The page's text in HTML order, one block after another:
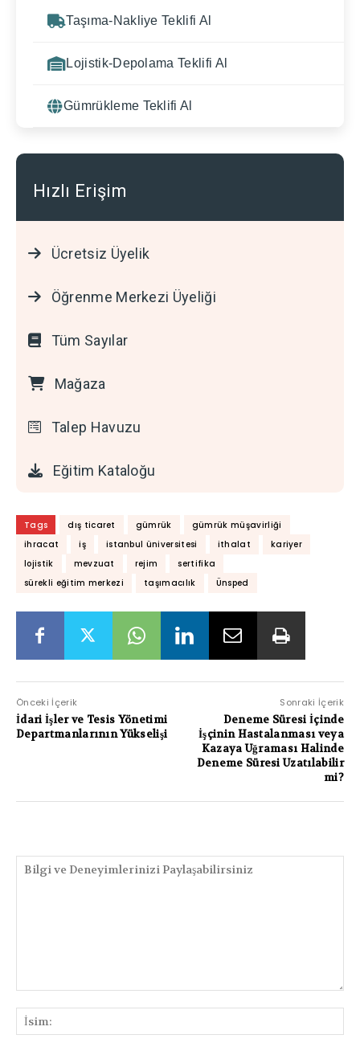
Taşıma-Nakliye Teklifi Al
Lojistik-Depolama Teklifi Al
Gümrükleme Teklifi Al
Hızlı Erişim
Ücretsiz Üyelik
Öğrenme Merkezi Üyeliği
Tüm Sayılar
Mağaza
Talep Havuzu
Eğitim Kataloğu
Tags dış ticaret gümrük
gümrük müşavirliği
ihracat
iş istanbul üniversitesi ithalat
kariyer
lojistik
mevzuat rejim
sertifika
sürekli eğitim merkezi
taşımacılık Ünsped
Önceki İçerik
İdari İşler ve Tesis Yönetimi
Departmanlarının Yükselişi
Sonraki İçerik
Deneme Süresi İçinde
İşçinin Hastalanması veya
Kazaya Uğraması Halinde
Deneme Süresi Uzatılabilir
mi?
ve
Deneyimlerinizi